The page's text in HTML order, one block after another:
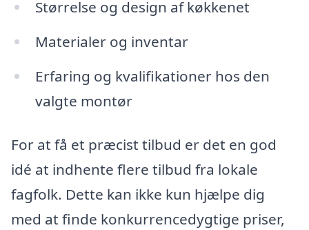
Størrelse og design af køkkenet
Materialer og inventar
Erfaring og kvalifikationer hos den
valgte montør
For at få et præcist tilbud er det en god
idé at indhente flere tilbud fra lokale
fagfolk. Dette kan ikke kun hjælpe dig
med at finde konkurrencedygtige priser,